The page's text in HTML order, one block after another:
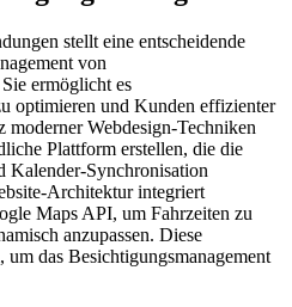
stellt eine entscheidende
von
ermöglicht es
optimieren und Kunden effizienter
moderner Webdesign-Techniken
Plattform erstellen, die die
Kalender-Synchronisation
Architektur integriert
Maps API, um Fahrzeiten zu
anzupassen. Diese
das Besichtigungsmanagement